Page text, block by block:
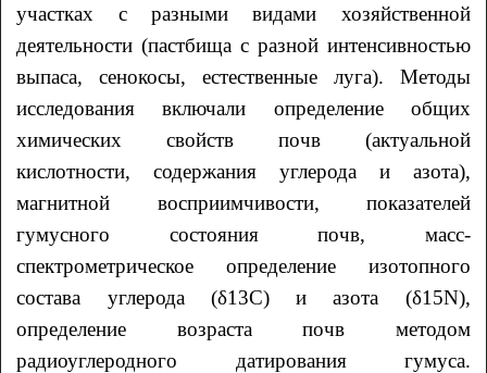
участках с разными видами хозяйственной
деятельности (пастбища с разной интенсивностью
выпаса, сенокосы, естественные луга). Методы
исследования включали определение общих
химических свойств почв (актуальной
кислотности, содержания углерода и азота),
магнитной восприимчивости, показателей
гумусного состояния почв, масс-
спектрометрическое определение изотопного
состава углерода (δ13С) и азота (δ15N),
определение возраста почв методом
радиоуглеродного датирования гумуса.